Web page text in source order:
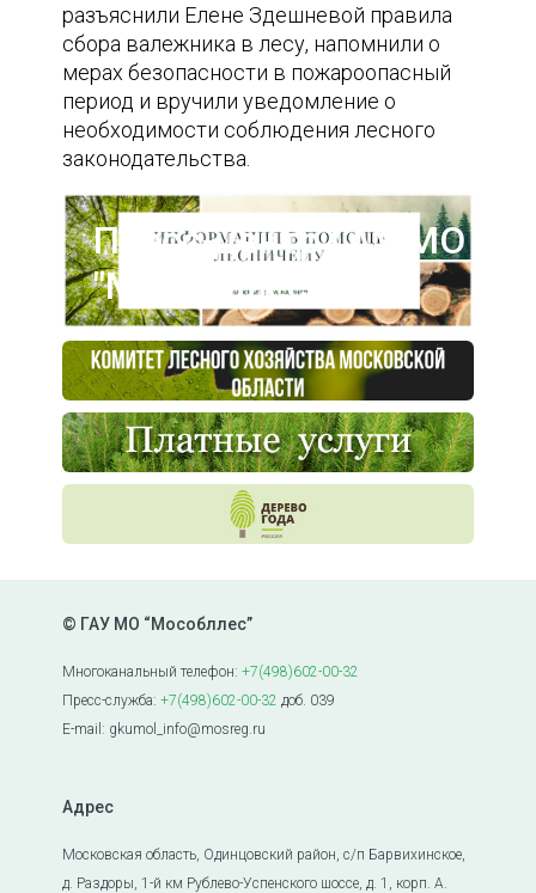
разъяснили Елене Здешневой правила
сбора валежника в лесу, напомнили о
мерах безопасности в пожароопасный
период и вручили уведомление о
необходимости соблюдения лесного
законодательства.
Пресс-центр ГАУ МО
"Мособллес"
© ГАУ МО “Мособллес”
Многоканальный телефон:+7(498)602-00-32
Пресс-служба:+7(498)602-00-32 доб. 039
E-mail: gkumol_info@mosreg.ru
Адрес
Московская область, Одинцовский район, с/п Барвихинское,
д. Раздоры, 1-й км Рублево-Успенского шоссе, д. 1, корп. А.